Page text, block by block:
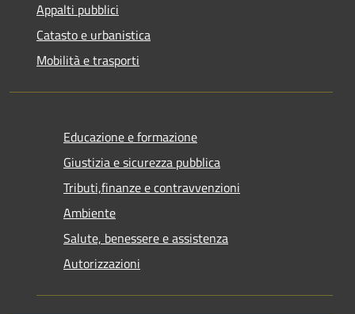
Appalti pubblici
Catasto e urbanistica
Mobilità e trasporti
Educazione e formazione
Giustizia e sicurezza pubblica
Tributi,finanze e contravvenzioni
Ambiente
Salute, benessere e assistenza
Autorizzazioni